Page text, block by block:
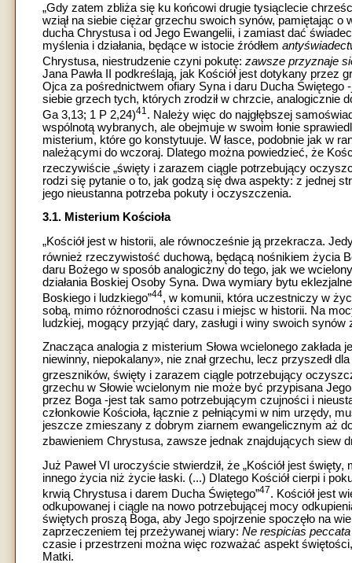
„Gdy zatem zbliża się ku końcowi drugie tysiąclecie
wziął na siebie ciężar grzechu swoich synów, pamiętając
ducha Chrystusa i od Jego Ewangelii, i zamiast dać
myślenia i działania, będące w istocie źródłem
Chrystusa, niestrudzenie czyni pokutę: zawsze przyznaje
Jana Pawła II podkreślają, jak Kościół jest dotykany przez
Ojca za pośrednictwem ofiary Syna i daru Ducha
siebie grzech tych, których zrodził w chrzcie, analogicznie
Ga 3,13; 1 P 2,24)41. Należy więc do najgłębszej
wspólnotą wybranych, ale obejmuje w swoim łonie
misterium, które go konstytuuje. W łasce, podobnie jak w
należącymi do wczoraj. Dlatego można powiedzieć, że
rzeczywiście „święty i zarazem ciągle potrzebujący
rodzi się pytanie o to, jak godzą się dwa aspekty: z jednej
jego nieustanna potrzeba pokuty i oczyszczenia.
3.1. Misterium Kościoła
„Kościół jest w historii, ale równocześnie ją przekracza.
również rzeczywistość duchową, będącą nośnikiem życia
daru Bożego w sposób analogiczny do tego, jak we
działania Boskiej Osoby Syna. Dwa wymiary bytu
Boskiego i ludzkiego”44, w komunii, która uczestniczy w
sobą, mimo różnorodności czasu i miejsc w historii. Na
ludzkiej, mogący przyjąć dary, zasługi i winy swoich
Znacząca analogia z misterium Słowa wcielonego
niewinny, niepokalany», nie znał grzechu, lecz przyszedł
grzeszników, święty i zarazem ciągle potrzebujący
grzechu w Słowie wcielonym nie może być przypisana
przez Boga -jest tak samo potrzebującym czujności i
członkowie Kościoła, łącznie z pełniącymi w nim urzędy,
jeszcze zmieszany z dobrym ziarnem ewangelicznym aż
zbawieniem Chrystusa, zawsze jednak znajdujących siew
Już Paweł VI uroczyście stwierdził, że „Kościół jest
innego życia niż życie łaski. (...) Dlatego Kościół cierpi i
krwią Chrystusa i darem Ducha Świętego”47. Kościół jest
odkupowanej i ciągle na nowo potrzebującej mocy
świętych proszą Boga, aby Jego spojrzenie spoczęło na
zaprzeczeniem tej przeżywanej wiary: Ne respicias
czasie i przestrzeni można więc rozważać aspekt
Matki.